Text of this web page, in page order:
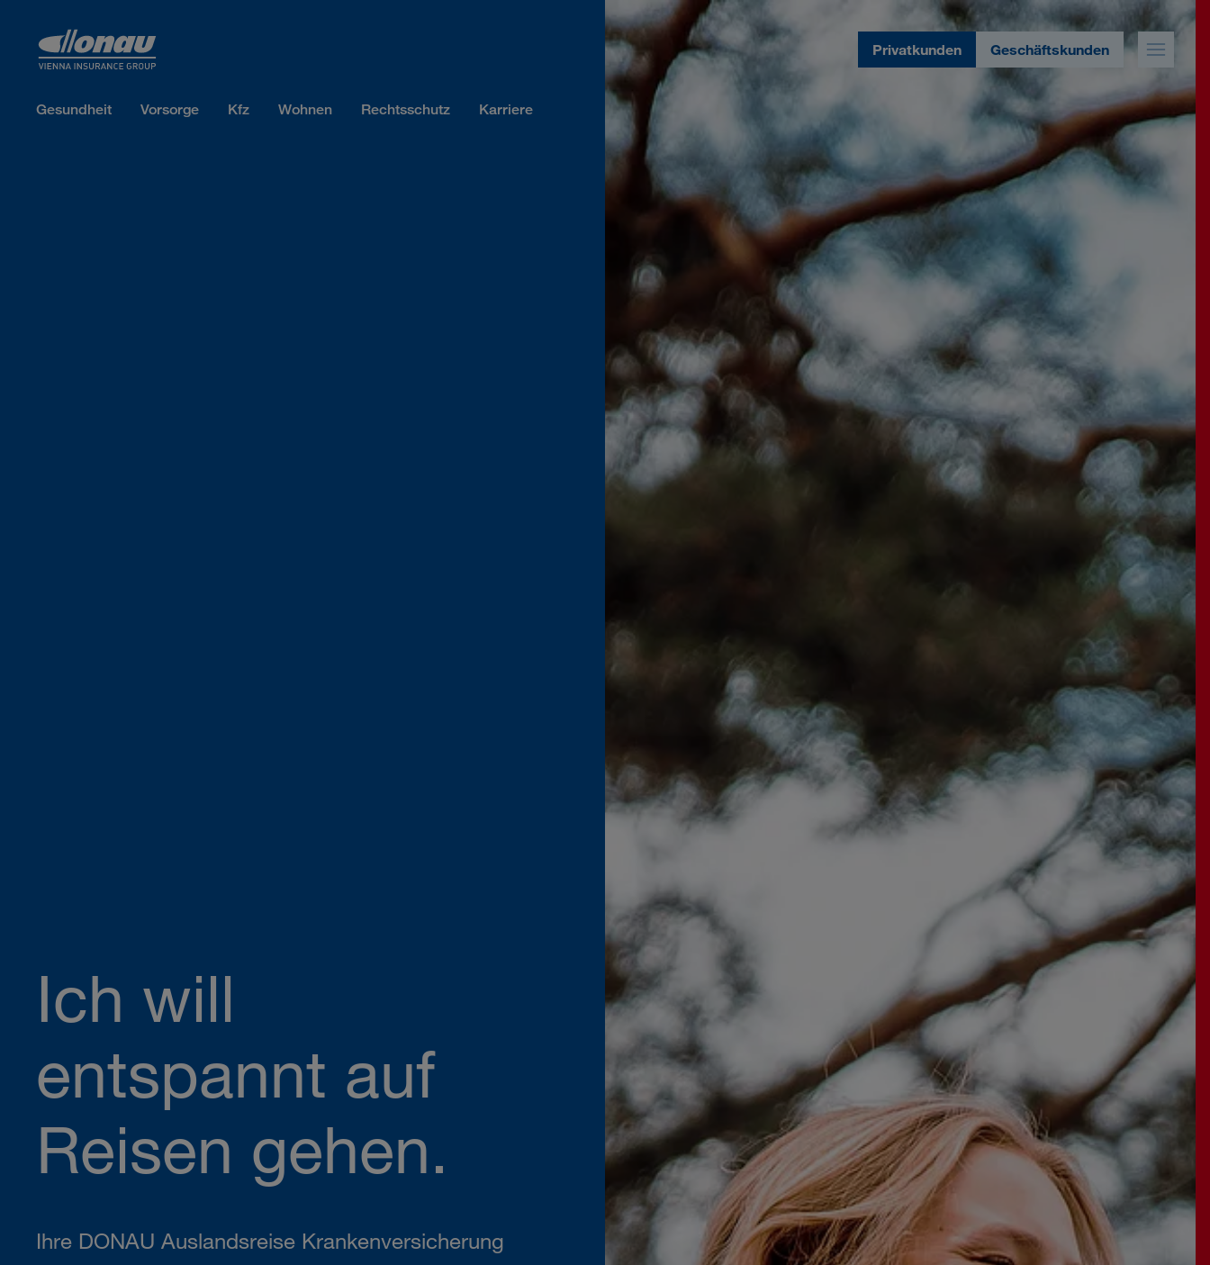
Privatkunden Geschäftskunden
Gesundheit Vorsorge Kfz Wohnen Rechtsschutz Karriere
Ich will
entspannt auf
Reisen gehen.
Ihre DONAU Auslandsreise Krankenversicherung